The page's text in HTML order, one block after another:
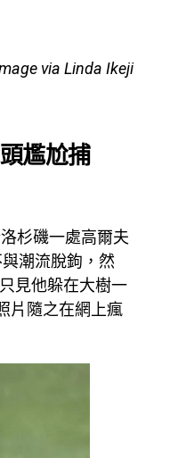
via Linda Ikeji
尷尬捕
杉磯一處高爾夫
潮流脫鉤，然
見他躲在大樹一
片隨之在網上瘋